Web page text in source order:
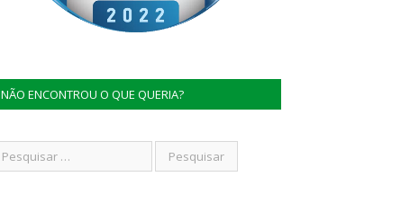
NÃO ENCONTROU O QUE QUERIA?